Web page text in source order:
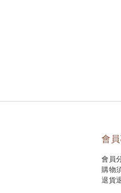
會
會員
購物
退貨